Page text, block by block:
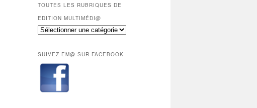
mois
réservés
aux
abonnés.
TOUTES LES RUBRIQUES DE
EDITION MULTIMÉDI@
Toutes
de
Edition
Multimédi@
SUIVEZ EM@ SUR FACEBOOK